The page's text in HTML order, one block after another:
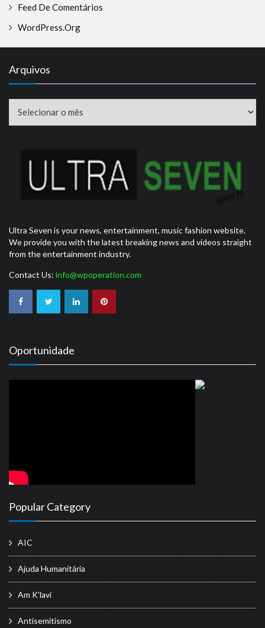
Feed De Comentários
WordPress.org
Arquivos
Ultra Seven is your news, entertainment, music fashion website.
We provide you with the latest breaking news and videos straight
from the entertainment industry.
Contact Us: info@wpoperation.com
Oportunidade
Popular Category
AIC
Ajuda Humanitária
Am K’lavi
Antisemitismo